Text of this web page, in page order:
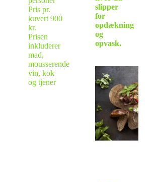
Pris pr.
kuvert 900
kr.
Prisen
inkluderer
mad,
mousserende
vin, kok
og tjener
slipper
for
opdækning
og
opvask.